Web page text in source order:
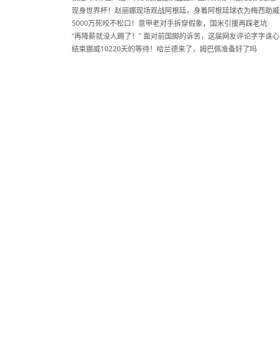
现身世界杯！赵丽娜现场观战阿根廷，身着阿根廷球衣为梅西助威
5000万死咬不松口！意甲老对手拆穿假象，国米引援再踩老坑
“再降薪就没人踢了！” 面对前国脚的诉苦，这届网友评论字字诛心
结束挪威10220天的等待！哈兰德来了，姆巴佩准备好了吗